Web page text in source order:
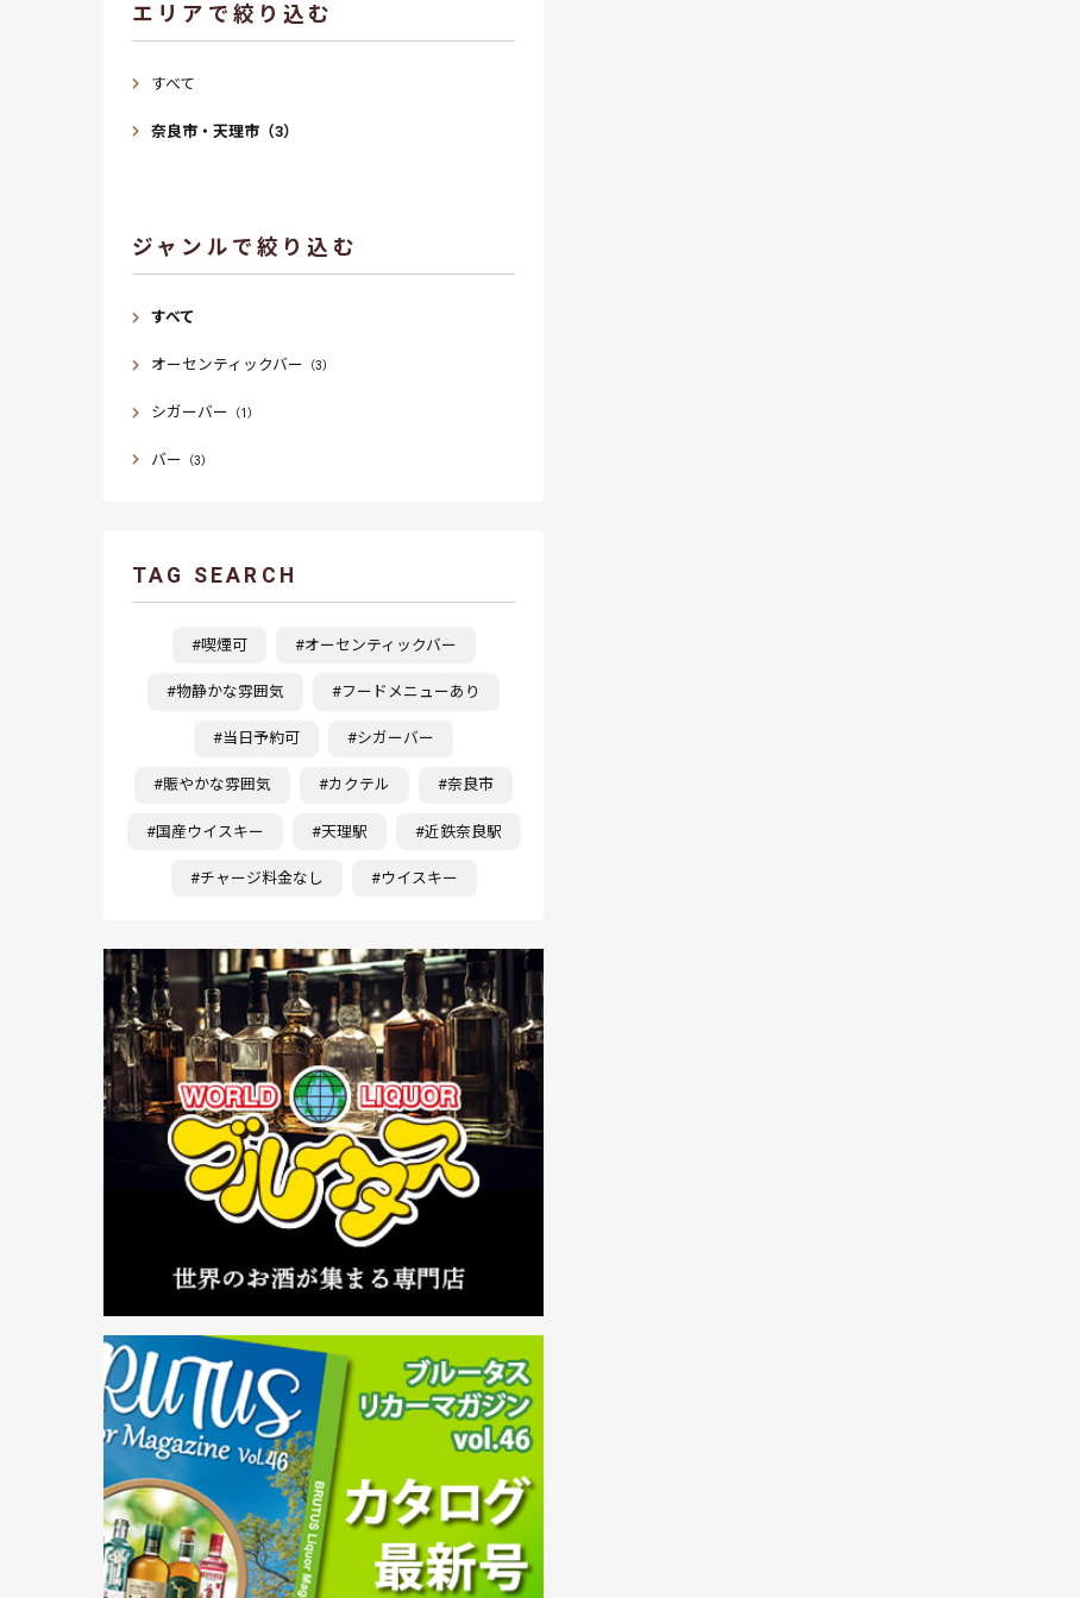
エリアで絞り込む
すべて
奈良市・天理市（3）
ジャンルで絞り込む
すべて
オーセンティックバー （3）
シガーバー （1）
バー （3）
TAG SEARCH
#喫煙可 #オーセンティックバー
#物静かな雰囲気 #フードメニューあり
#当日予約可 #シガーバー
#賑やかな雰囲気 #カクテル #奈良市
#国産ウイスキー #天理駅 #近鉄奈良駅
#チャージ料金なし #ウイスキー